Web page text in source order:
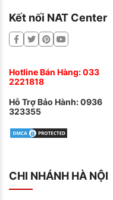
Kết nối NAT Center
Hotline Bán Hàng:033
2221818
Hỗ Trợ Bảo Hành:0936
323355
CHI NHÁNH HÀ NỘI